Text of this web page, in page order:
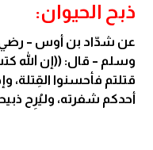
ذبح الحيوان:
عن شدّاد بن أوس – رضي
وسلم – قال: ((إن الله
قتلتم فأحسنوا القِتلة،
أحدكم شفرته، وليُرِح